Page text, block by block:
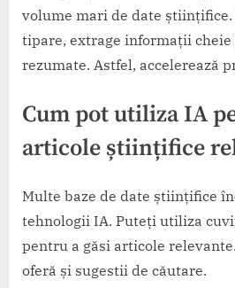
volume mari de date
tipare, extrage informații cheie
rezumate. Astfel, accelerează
Cum pot utiliza IA
articole științifice
Multe baze de date științifice
tehnologii IA. Puteți utiliza
pentru a găsi articole
oferă și sugestii de căutare.